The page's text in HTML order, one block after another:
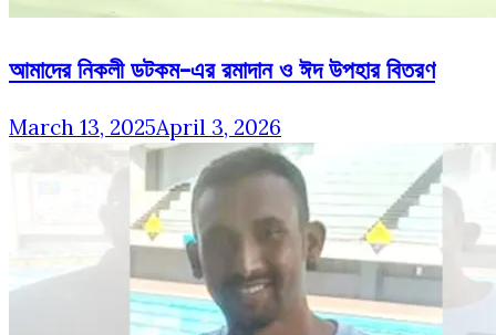
আমাদের নিকলী ডটকম-এর রমাদান ও ঈদ উপহার বিতরণ
March 13, 2025April 3, 2026